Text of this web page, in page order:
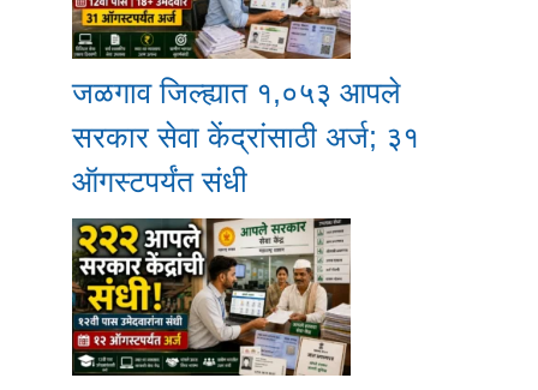
जळगाव जिल्ह्यात १,०५३ आपले
सरकार सेवा केंद्रांसाठी अर्ज; ३१
ऑगस्टपर्यंत संधी